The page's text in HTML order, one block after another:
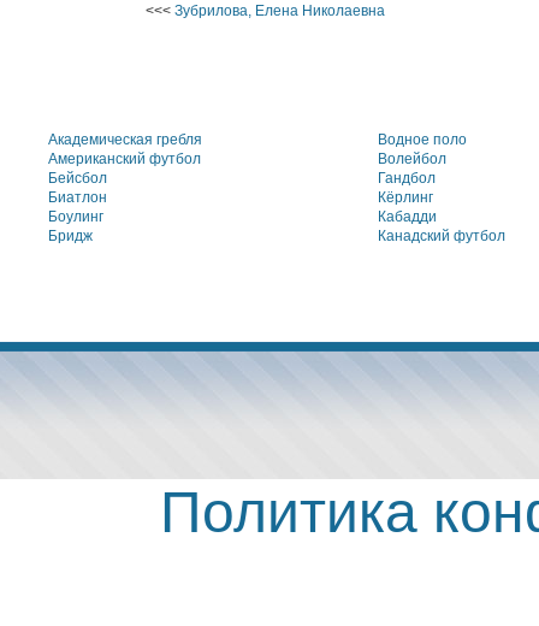
<<< Зубрилова, Елена Николаевна
Академическая гребля
Американский футбол
Бейсбол
Биатлон
Боулинг
Бридж
Водное поло
Волейбол
Гандбол
Кёрлинг
Кабадди
Канадский футбол
Политика